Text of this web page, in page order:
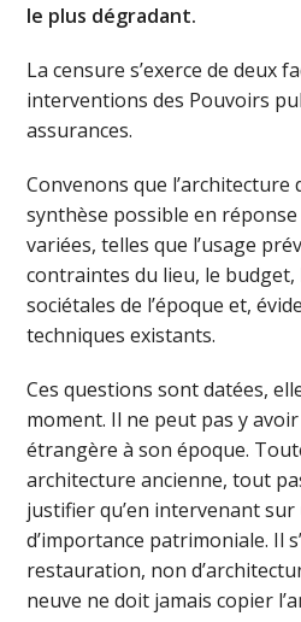
le plus dégradant.
La censure s’exerce de deux
interventions des Pouvoirs
assurances.
Convenons que
synthèse possible en
variées, telles que l’usage
contraintes du lieu, le
sociétales de l’époque et,
techniques existants.
Ces questions sont datées,
moment. Il ne peut pas y
étrangère à son époque.
architecture ancienne, tout
justifier qu’en intervenant
d’importance patrimoniale. Il
restauration, non
neuve ne doit jamais copier